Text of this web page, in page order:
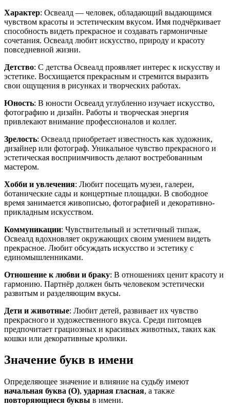
Характер: Освеалд — человек, обладающий выдающимся
чувством красоты и эстетическим вкусом. Имя подчёркивает
способность видеть прекрасное и создавать гармоничные
сочетания. Освеалд любит искусство, природу и красоту
повседневной жизни.
Детство: С детства Освеалд проявляет интерес к искусству и
эстетике. Восхищается прекрасным и стремится выразить
свои ощущения в рисунках и творческих работах.
Юность: В юности Освеалд углубленно изучает искусство,
фотографию и дизайн. Работы и творческая энергия
привлекают внимание профессионалов и коллег.
Зрелость: Освеалд приобретает известность как художник,
дизайнер или фотограф. Уникальное чувство прекрасного и
эстетическая восприимчивость делают востребованным
мастером.
Хобби и увлечения: Любит посещать музеи, галереи,
ботанические сады и концертные площадки. В свободное
время занимается живописью, фотографией и декоративно-
прикладным искусством.
Коммуникации: Чувствительный и эстетичный типаж,
Освеалд вдохновляет окружающих своим умением видеть
прекрасное. Любит обсуждать искусство и эстетику с
единомышленниками.
Отношение к любви и браку: В отношениях ценит красоту и
гармонию. Партнёр должен быть человеком эстетически
развитым и разделяющим вкусы.
Дети и животные: Любит детей, развивает их чувство
прекрасного и художественного вкуса. Среди питомцев
предпочитает грациозных и красивых животных, таких как
кошки или декоративные кролики.
Значение букв в имени
Определяющее значение и влияние на судьбу имеют
начальная буква (О), ударная гласная, а также
повторяющиеся буквы в имени.